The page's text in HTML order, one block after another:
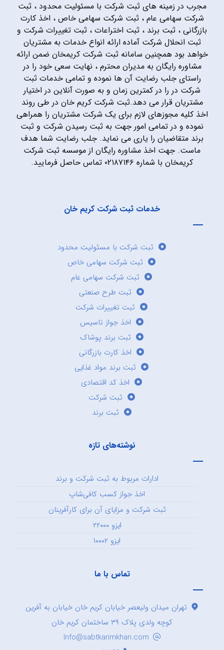
مجرب در زمینه های ثبت شرکت با مسئولیت محدود ، ثبت
شرکت سهامی عام ، ثبت شرکت سهامی خاص ، اخذ کارت
بازرگانی ، ثبت برند ، ثبت اختراعات ، ثبت تغییرات شرکت و
ثبت انحلال شرکت آماده ارائه انواع خدمات به مشتریان
خواهد بود همچنین سامانه ثبت شرکت کریمخان ضمن ارائه
مشاوره رایگان به مدیران محترم ، نهایت سعی خود را در
راستای جلب رضایت آن ها نموده و تمامی خدمات ثبت
شرکت در را در کمترین زمان و به صورت آنلاین در اختیار
مشتریان قرار می دهد.ثبت شرکت کریم خان در طی روند
اخذ کلیه مجوزهای لازم برای یک شرکت مشتریان را همراهی
نموده و در تمامی امور جهت به ثبت رسیدن شرکت و ثبت
برند متقاضیان را یاری می نماید. جلب رضایت شما هدف
ماست. جهت اخذ مشاوره رایگان از موسسه ثبت شرکت
کریمخان با شماره ۰۲۱۸۷۱۴۶ تماس حاصل فرمایید.
خدمات ثبت شرکت کریم خان
ثبت شرکت با مسئولیت محدود
ثبت شرکت سهامی خاص
ثبت شرکت سهامی عام
ثبت طرح صنعتی
ثبت تغییرات شرکت
اخذ جواز تاسیس
ثبت برند پوشاک
اخذ کارت بازرگانی
ثبت برند مواد غذایی
اخذ کد اقتصادی
ثبت شرکت
ثبت برند
نوشته‌های تازه
ادارات مربوط به ثبت شرکت و برند
اخذ جواز کسب کافی‌شاپ
ثبت شرکت و مزایای آن برای کارآفرینان
ایزو ۲۲۰۰۰
ایزو ۱۰۰۰۲
تماس با ما
تهران میدان ولیعصر خیابان کریم خان خیابان به آفرین
کوچه ولدی پلاک ۳۹ ساختمان کریم خان
Info@sabtkarimkhan.com